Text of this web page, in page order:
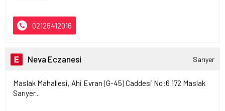
02126412016
Neva Eczanesi Sarıyer
Maslak Mahallesi, Ahi Evran (G-45) Caddesi No:6 172 Maslak
Sarıyer...